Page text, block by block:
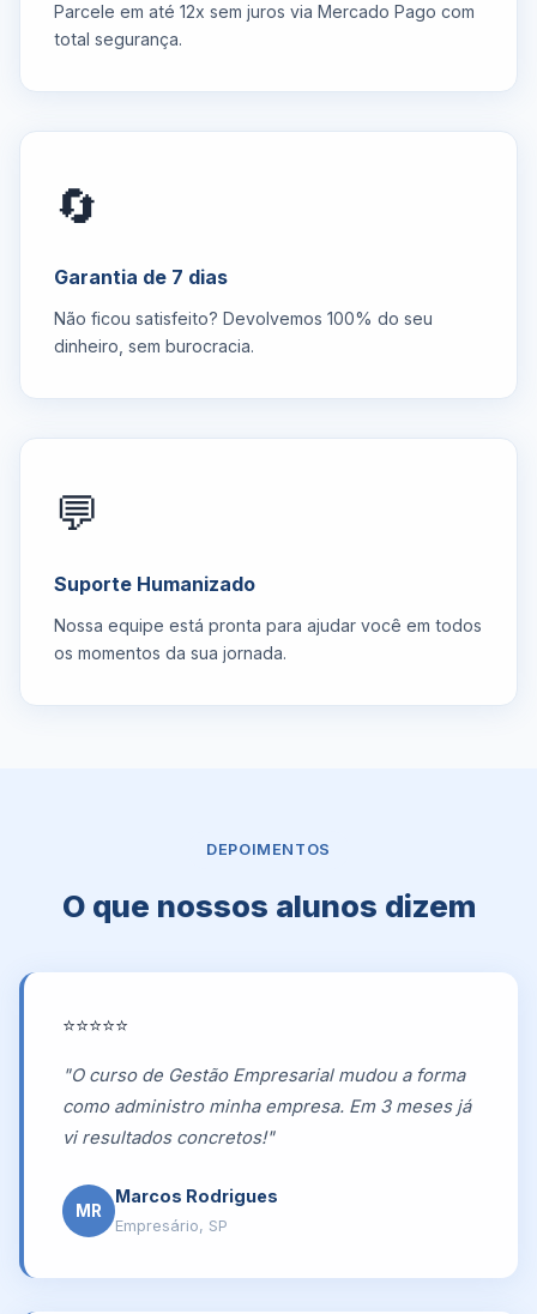
Parcele em até 12x sem juros via Mercado Pago com
total segurança.
🔄
Garantia de 7 dias
Não ficou satisfeito? Devolvemos 100% do seu
dinheiro, sem burocracia.
💬
Suporte Humanizado
Nossa equipe está pronta para ajudar você em todos
os momentos da sua jornada.
DEPOIMENTOS
O que nossos alunos dizem
⭐⭐⭐⭐⭐
"O curso de Gestão Empresarial mudou a forma
como administro minha empresa. Em 3 meses já
vi resultados concretos!"
MR
Marcos Rodrigues
Empresário, SP